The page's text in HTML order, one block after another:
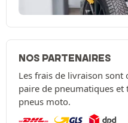
NOS PARTENAIRES
Les frais de livraison
paire de pneumatiques
pneus moto.